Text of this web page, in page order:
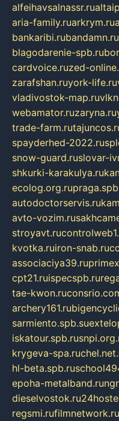
alfeihavsalnassr.ru
aria-family.ruarkrym.ru
bankaribi.rubandamn.ru
blagodarenie-spb.ru
cardvoice.ruzed-
zarafshan.ruyork-life.ru
vladivostok-map.ru
webamator.ruzaryna.ru
trade-farm.ru
spayderhed-2022.ru
snow-guard.ruslovar-
shkurki-karakulya.ru
ecolog.org.ru
autodoctorservis.ru
avto-vozim.ru
stroyavt.ru
kvotka.ruiron-snab.ru
associaciya39.ru
cpt21.ruispecspb.ru
tae-kwon.ru
archery161.ru
sarmiento.spb.su
iskatour.spb.ru
krygeva-spa.ru
hl-beta.spb.ru
epoha-metalband.ru
dieselvostok.ru
regsmi.rufilmnetwork.ru